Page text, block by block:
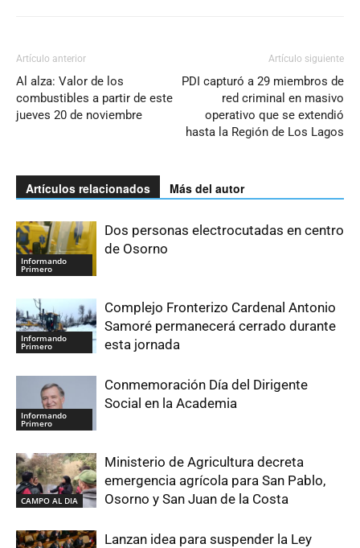
Artículo anterior
Al alza: Valor de los
combustibles a partir de este
jueves 20 de noviembre
Artículo siguiente
PDI capturó a 29 miembros de
red criminal en masivo
operativo que se extendió
hasta la Región de Los Lagos
Artículos relacionados Más del autor
Informando
Primero
Dos personas electrocutadas en centro
de Osorno
Informando
Primero
Complejo Fronterizo Cardenal Antonio
Samoré permanecerá cerrado durante
esta jornada
Informando
Primero
Conmemoración Día del Dirigente
Social en la Academia
CAMPO AL DIA
Ministerio de Agricultura decreta
emergencia agrícola para San Pablo,
Osorno y San Juan de la Costa
Lanzan idea para suspender la Ley